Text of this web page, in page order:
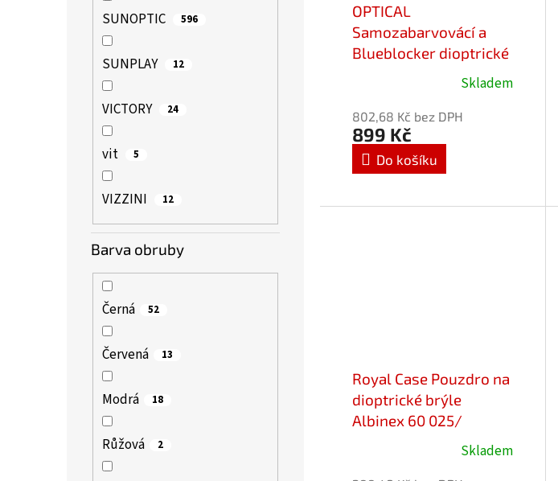
SUNOPTIC 596
SUNPLAY 12
VICTORY 24
vit 5
VIZZINI 12
Barva obruby
Černá 52
Červená 13
Modrá 18
Růžová 2
OPTICAL
Samozabarvovácí a
Blueblocker dioptrické
brýle Favori 25713-
Skladem
802,68 Kč bez DPH
899 Kč
Do košíku
Royal Case Pouzdro na
dioptrické brýle
Albinex 60 025/
Skladem